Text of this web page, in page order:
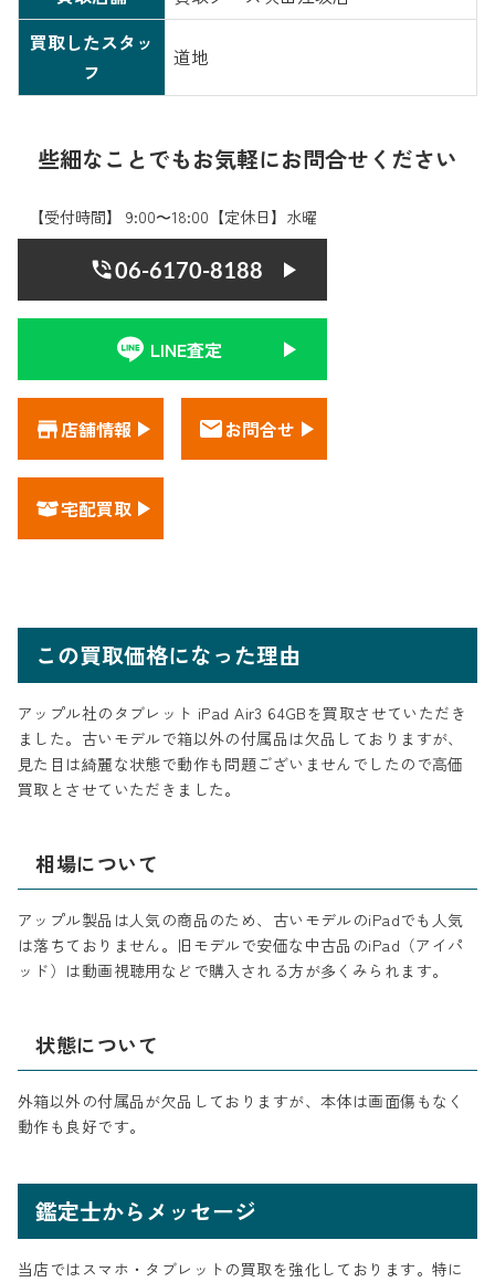
買取したスタッ
フ
道地
些細なことでもお気軽にお問合せください
【受付時間】 9:00〜18:00【定休日】水曜
06-6170-8188
LINE査定
店舗情報 お問合せ
宅配買取
この買取価格になった理由
アップル社のタブレット iPad Air3 64GBを買取させていただき
ました。古いモデルで箱以外の付属品は欠品しておりますが、
見た目は綺麗な状態で動作も問題ございませんでしたので高価
買取とさせていただきました。
相場について
アップル製品は人気の商品のため、古いモデルのiPadでも人気
は落ちておりません。旧モデルで安価な中古品のiPad（アイパ
ッド）は動画視聴用などで購入される方が多くみられます。
状態について
外箱以外の付属品が欠品しておりますが、本体は画面傷もなく
動作も良好です。
鑑定士からメッセージ
当店ではスマホ・タブレットの買取を強化しております。特に